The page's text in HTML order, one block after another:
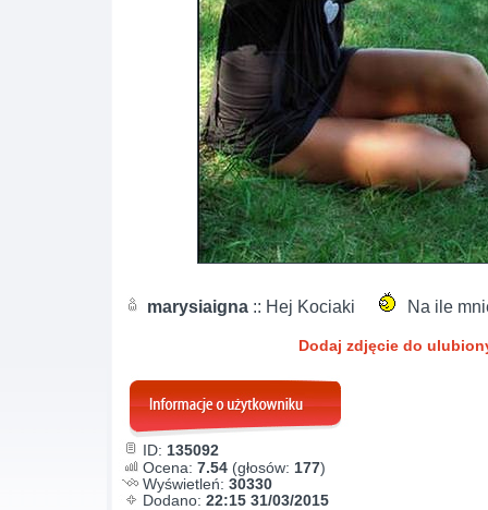
marysiaigna :: Hej Kociaki Na ile
Dodaj zdjęcie do
ID: 135092
Ocena: 7.54 (głosów: 177)
Wyświetleń: 30330
Dodano: 22:15 31/03/2015